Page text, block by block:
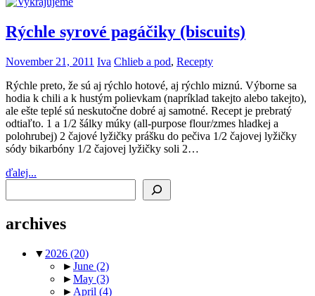
Rýchle syrové pagáčiky (biscuits)
November 21, 2011 Iva Chlieb a pod, Recepty
Rýchle preto, že sú aj rýchlo hotové, aj rýchlo miznú. Výborne sa
hodia k chili a k hustým polievkam (napríklad takejto alebo takejto),
ale ešte teplé sú neskutočne dobré aj samotné. Recept je prebratý
odtiaľto. 1 a 1/2 šálky múky (all-purpose flour/zmes hladkej a
polohrubej) 2 čajové lyžičky prášku do pečiva 1/2 čajovej lyžičky
sódy bikarbóny 1/2 čajovej lyžičky soli 2…
ďalej...
archives
▼ 2026 (20)
►June (2)
►May (3)
► April (4)